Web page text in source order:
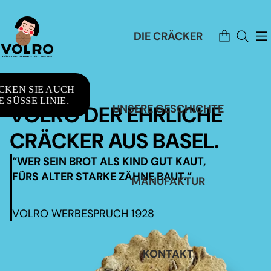
DIE CRÄCKER
UNSERE GESCHICHTE
MANUFAKTUR
KONTAKT
Artikel
im
Warenkorb
SIE AUCH
SÜSSE LINIE.
VOLRO DER EHRLICHE
CRÄCKER AUS BASEL.
“WER SEIN BROT ALS KIND GUT KAUT,
FÜRS ALTER STARKE ZÄHNE BAUT.”
VOLRO WERBESPRUCH 1928